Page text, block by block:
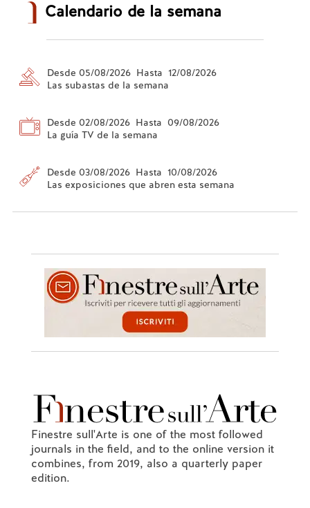
Calendario de la semana
Desde 05/08/2026 Hasta 12/08/2026
Las subastas de la semana
Desde 02/08/2026 Hasta 09/08/2026
La guía TV de la semana
Desde 03/08/2026 Hasta 10/08/2026
Las exposiciones que abren esta semana
Finestre sull'Arte is one of the most followed
journals in the field, and to the online version it
combines, from 2019, also a quarterly paper
edition.